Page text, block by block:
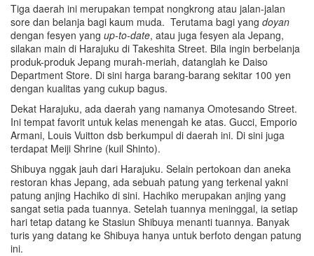
Tiga daerah ini merupakan tempat nongkrong atau jalan-jalan
sore dan belanja bagi kaum muda. Terutama bagi yang doyan
dengan fesyen yang up-to-date, atau juga fesyen ala Jepang,
silakan main di Harajuku di Takeshita Street. Bila ingin berbelanja
produk-produk Jepang murah-meriah, datanglah ke Daiso
Department Store. Di sini harga barang-barang sekitar 100 yen
dengan kualitas yang cukup bagus.
Dekat Harajuku, ada daerah yang namanya Omotesando Street.
Ini tempat favorit untuk kelas menengah ke atas. Gucci, Emporio
Armani, Louis Vuitton dsb berkumpul di daerah ini. Di sini juga
terdapat Meiji Shrine (kuil Shinto).
Shibuya nggak jauh dari Harajuku. Selain pertokoan dan aneka
restoran khas Jepang, ada sebuah patung yang terkenal yakni
patung anjing Hachiko di sini. Hachiko merupakan anjing yang
sangat setia pada tuannya. Setelah tuannya meninggal, ia setiap
hari tetap datang ke Stasiun Shibuya menanti tuannya. Banyak
turis yang datang ke Shibuya hanya untuk berfoto dengan patung
ini.